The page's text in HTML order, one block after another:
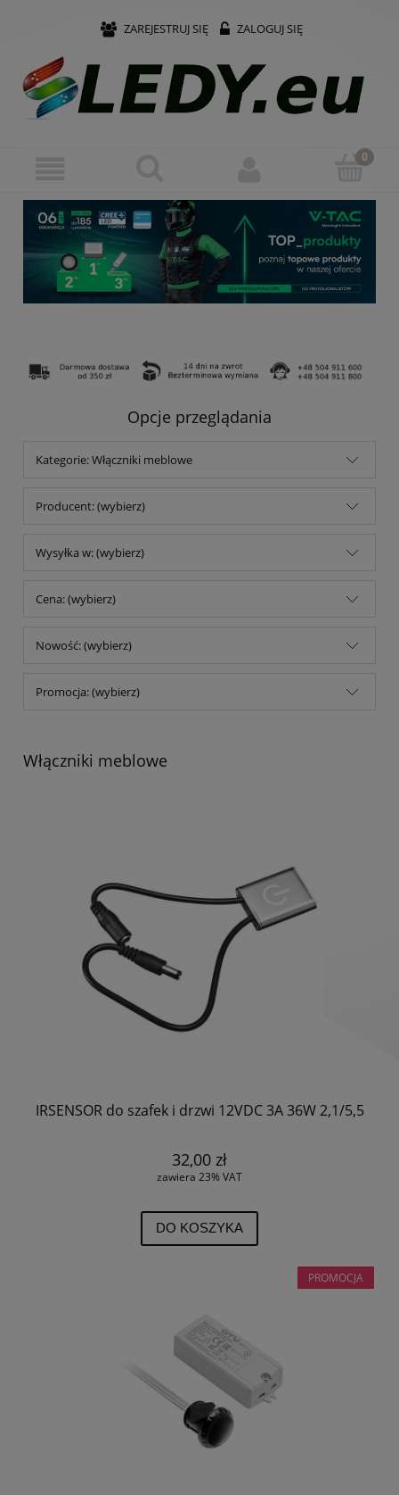
ZAREJESTRUJ SIĘ ZALOGUJ SIĘ
Opcje przeglądania
Kategorie: Włączniki meblowe
Producent: (wybierz)
Wysyłka w: (wybierz)
Cena: (wybierz)
Nowość: (wybierz)
Promocja: (wybierz)
Włączniki meblowe
IRSENSOR do szafek i drzwi 12VDC 3A 36W 2,1/5,5
32,00 zł
zawiera 23% VAT
DO KOSZYKA
PROMOCJA